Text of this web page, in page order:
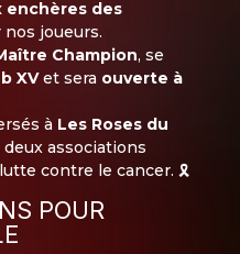
enchères des
joueurs.
Champion, se
XVet sera ouverte à
à Les Roses du
deux associations
contre le cancer. 🎗️
POUR